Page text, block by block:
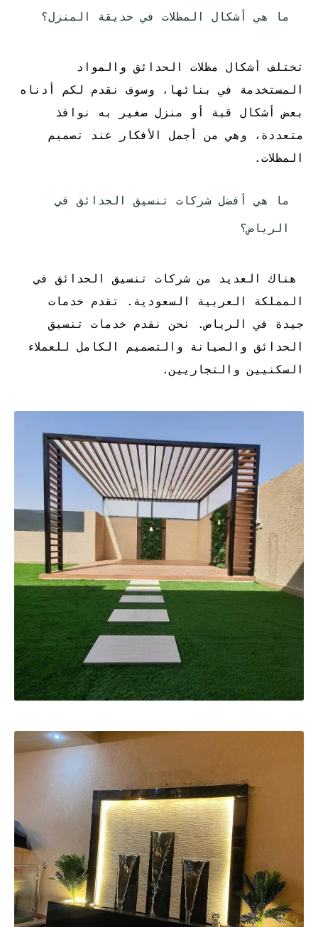
ما هي أشكال المظلات في حديقة المنزل؟
تختلف أشكال مظلات الحدائق والمواد
المستخدمة في بنائها، وسوف نقدم لكم أدناه
بعض أشكال قبة أو منزل صغير به نوافذ
متعددة، وهي من أجمل الأفكار عند تصميم
المظلات.
ما هي أفضل شركات تنسيق الحدائق في
الرياض؟
هناك العديد من شركات تنسيق الحدائق في
المملكة العربية السعودية. تقدم خدمات
جيدة في الرياض. نحن نقدم خدمات تنسيق
الحدائق والصيانة والتصميم الكامل للعملاء
السكنيين والتجاريين.